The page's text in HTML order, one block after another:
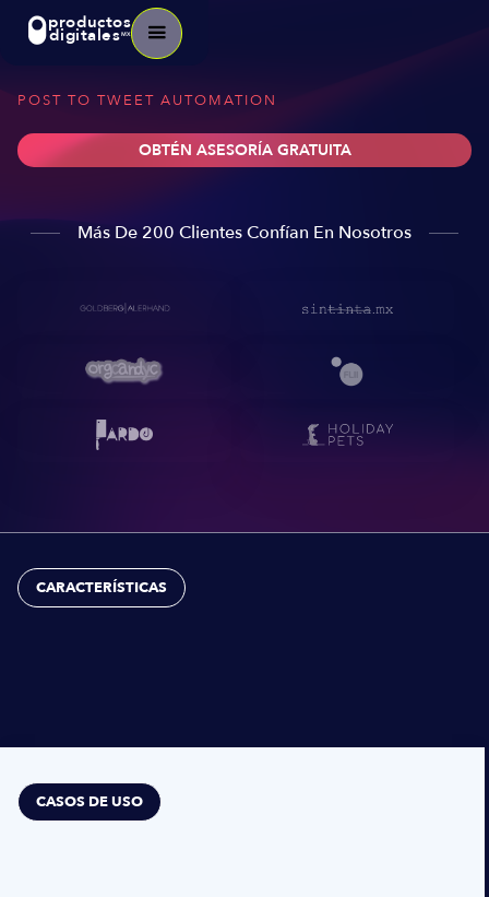
productos
digitalesMX
POST TO TWEET AUTOMATION
OBTÉN ASESORÍA GRATUITA
Más De 200 Clientes Confían En Nosotros
CARACTERÍSTICAS
CASOS DE USO